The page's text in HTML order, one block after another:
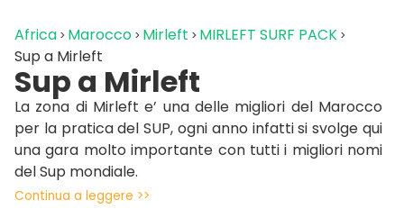
Africa Marocco Mirleft
MIRLEFT SURF PACK
Sup a Mirleft
Sup a Mirleft
La zona di Mirleft e’ una delle migliori del Marocco
per la pratica del SUP, ogni anno infatti si svolge qui
una gara molto importante con tutti i migliori nomi
del Sup mondiale.
Disponiamo nel camp di una amplia scelta di Sup da
Continua a leggere >>